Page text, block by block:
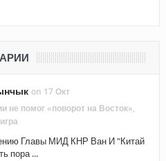
on 17 Окт
не помог «поворот на Восток»,
Главы МИД КНР Ван И "Китай
пора ...